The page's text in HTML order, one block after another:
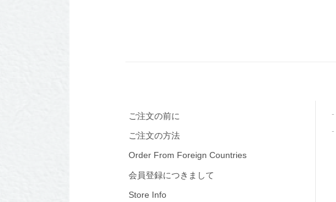
ご注文の前に
ご注文の方法
Order From Foreign Countries
会員登録につきまして
Store Info